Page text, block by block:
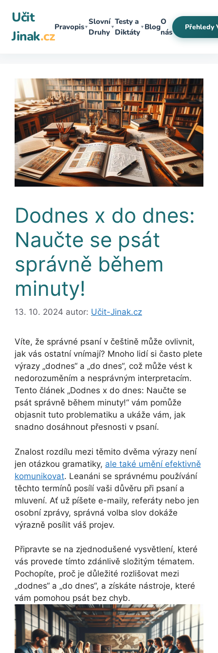
obsah
Učit
Jinak.cz
Pravopis▼
Slovní
Druhy
▼
Testy a
Diktáty
▼ Blog
O
nás
Přehledy
Dodnes x do dnes:
Naučte se psát
správně během
minuty!
13. 10. 2024 autor: Učit-Jinak.cz
Víte, že správné psaní v češtině může ovlivnit,
jak vás ostatní vnímají? Mnoho lidí si často plete
výrazy „dodnes“ a „do dnes“, což může vést k
nedorozuměním a nesprávným interpretacím.
Tento článek „Dodnes x do dnes: Naučte se
psát správně během minuty!“ vám pomůže
objasnit tuto problematiku a ukáže vám, jak
snadno dosáhnout přesnosti v psaní.
Znalost rozdílu mezi těmito dvěma výrazy není
jen otázkou gramatiky, ale také umění efektivně
komunikovat. Leanáni se správnému používání
těchto termínů posílí vaši důvěru při psaní a
mluvení. Ať už píšete e-maily, referáty nebo jen
osobní zprávy, správná volba slov dokáže
výrazně posílit váš projev.
Připravte se na zjednodušené vysvětlení, které
vás provede tímto zdánlivě složitým tématem.
Pochopíte, proč je důležité rozlišovat mezi
„dodnes“ a „do dnes“, a získáte nástroje, které
vám pomohou psát bez chyb.